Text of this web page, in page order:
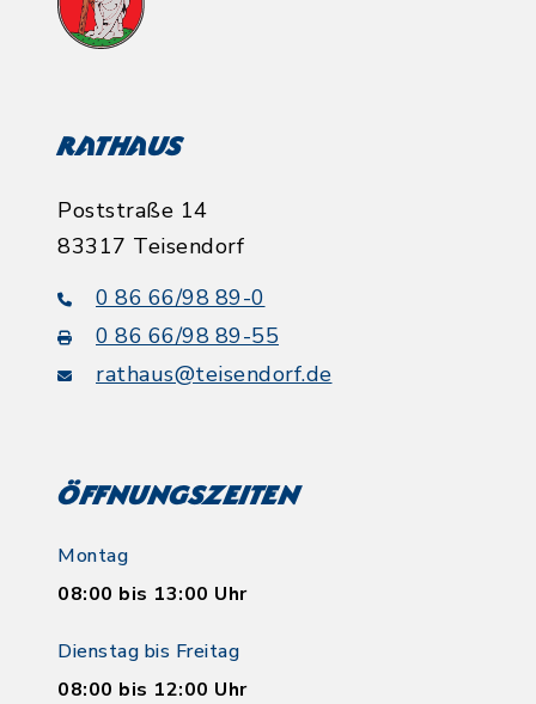
Rathaus
Poststraße 14
83317 Teisendorf
0 86 66/98 89-0
0 86 66/98 89-55
rathaus@teisendorf.de
Öffnungszeiten
Montag
08:00 bis 13:00 Uhr
Dienstag bis Freitag
08:00 bis 12:00 Uhr